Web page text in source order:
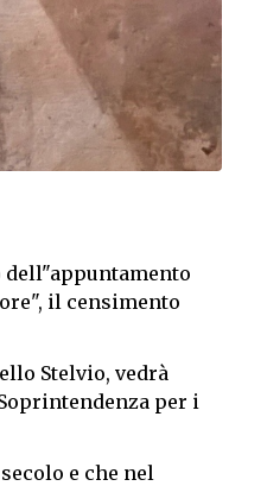
dell"appuntamento
il censimento
Stelvio, vedrà
per i
e che nel